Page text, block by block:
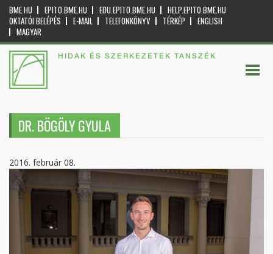
BME.HU EPITO.BME.HU EDU.EPITO.BME.HU
HELP.EPITO.BME.HU
OKTATÓI BELÉPÉS
E-MAIL TELEFONKÖNYV TÉRKÉP
ENGLISH
MAGYAR
HIDAK ÉS SZERKEZETEK TANSZÉK
DR. BÖGÖLY GYULA
2016. február 08.